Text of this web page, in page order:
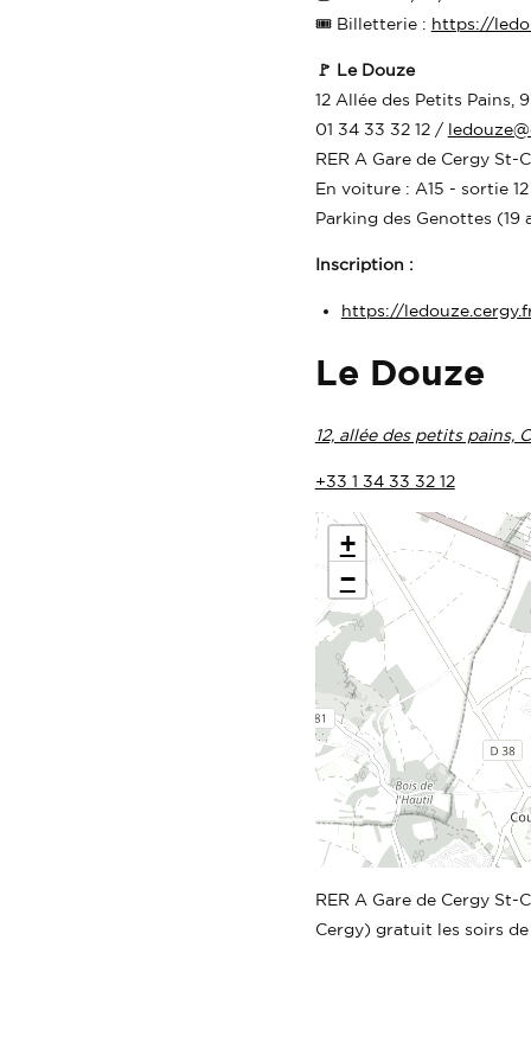
🎟️ Billetterie : https://
🚩 Le Douze
12 Allée des Petits Pains,
01 34 33 32 12 /
RER A Gare de Cergy St-
En voiture : A15 - sortie 12
Parking des Genottes (19
Inscription :
https://
Le Douze
12, allée des petits pains,
+33 1 34 33 32 12
+
−
RER A Gare de Cergy St-
Cergy) gratuit les soirs